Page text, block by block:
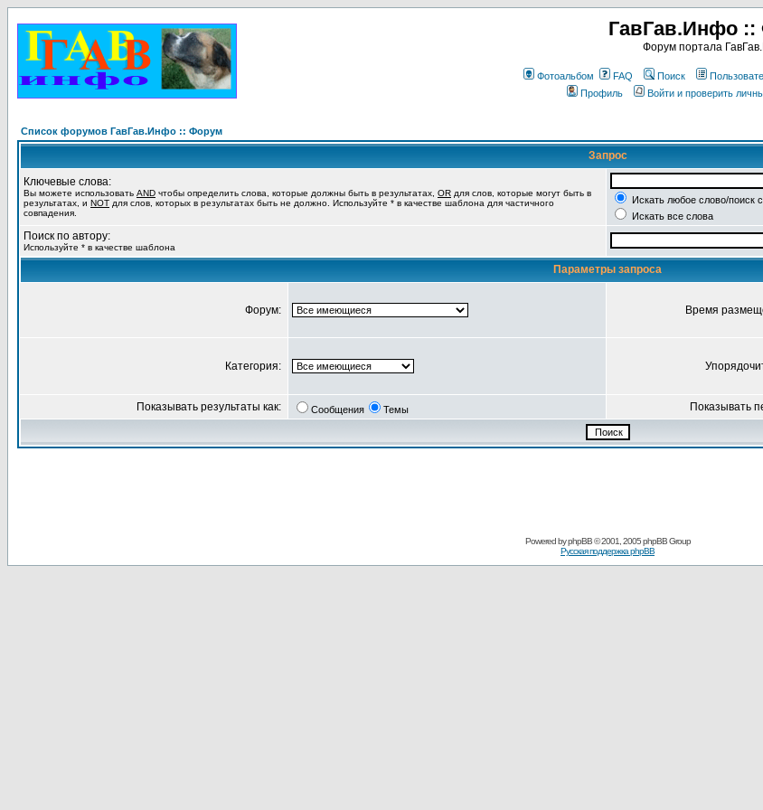
ГавГав.Инфо
Форум портала
Фотоальбом FAQ Поиск
Профиль
Войти и проверить
Список форумов ГавГав.Инфо :: Форум
Запрос
Ключевые слова:
Вы можете использовать AND чтобы определить слова, которые должны быть в результатах, OR для слов, которые могут быть в
результатах, и NOT для слов, которых в результатах быть не должно. Используйте * в качестве шаблона для частичного
совпадения.
Искать любое слово/поиск
Искать все слова
Поиск по автору:
Используйте * в качестве шаблона
Параметры запроса
Форум: Время
Категория:
Показывать результаты как: Сообщения Темы Показывать
Powered byphpBB© 2001, 2005 phpBB Group
Русская поддержка phpBB